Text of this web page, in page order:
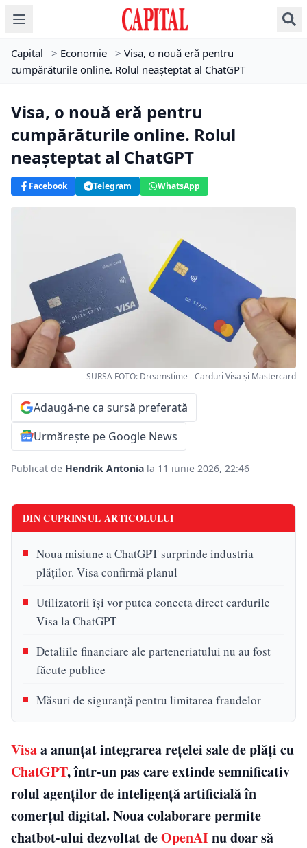
Capital > Economie > Visa, o nouă eră pentru
cumpărăturile online. Rolul neașteptat al ChatGPT
Visa, o nouă eră pentru
cumpărăturile online. Rolul
neașteptat al ChatGPT
Facebook Telegram WhatsApp
SURSA FOTO: Dreamstime - Carduri Visa și Mastercard
Adaugă-ne ca sursă preferată
Urmărește pe Google News
Publicat de Hendrik Antonia la 11 iunie 2026, 22:46
DIN CUPRINSUL ARTICOLULUI
Noua misiune a ChatGPT surprinde industria
plăților. Visa confirmă planul
Utilizatorii își vor putea conecta direct cardurile
Visa la ChatGPT
Detaliile financiare ale parteneriatului nu au fost
făcute publice
Măsuri de siguranță pentru limitarea fraudelor
Visaa anunțat integrarea rețelei sale de plăți cu
ChatGPT, într-un pas care extinde semnificativ
rolul agenților de inteligență artificială în
comerțul digital. Noua colaborare permite
chatbot-ului dezvoltat deOpenAInu doar să